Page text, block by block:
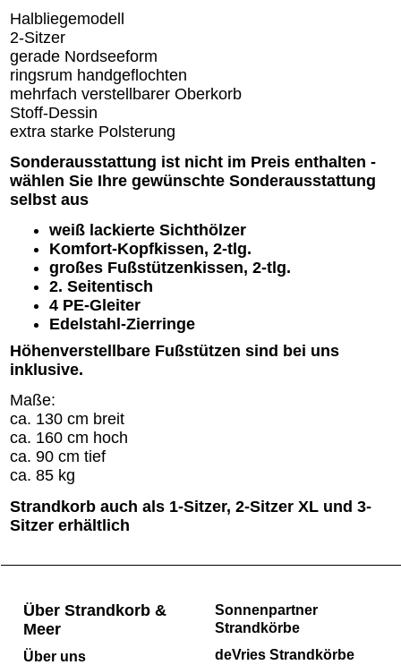
Halbliegemodell
2-Sitzer
gerade Nordseeform
ringsrum handgeflochten
mehrfach verstellbarer Oberkorb
Stoff-Dessin
extra starke Polsterung
Sonderausstattung ist nicht im Preis enthalten -
wählen Sie Ihre gewünschte Sonderausstattung
selbst aus
weiß lackierte Sichthölzer
Komfort-Kopfkissen, 2-tlg.
großes Fußstützenkissen, 2-tlg.
2. Seitentisch
4 PE-Gleiter
Edelstahl-Zierringe
Höhenverstellbare Fußstützen sind bei uns
inklusive.
Maße:
ca. 130 cm breit
ca. 160 cm hoch
ca. 90 cm tief
ca. 85 kg
Strandkorb auch als 1-Sitzer, 2-Sitzer XL und 3-
Sitzer erhältlich
Sonnenpartner
Strandkörbe
deVries Strandkörbe
Über Strandkorb &
Meer
Über uns